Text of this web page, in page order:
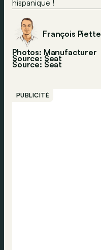
hispanique !
François Piette
Photos: Manufacturer
Source: Seat
Source: Seat
PUBLICITÉ